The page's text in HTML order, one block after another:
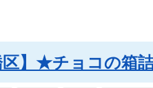
区】★チョコの